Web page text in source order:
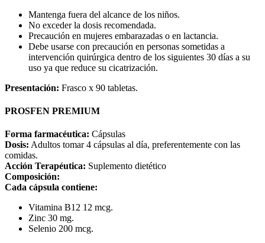
Mantenga fuera del alcance de los niños.
No exceder la dosis recomendada.
Precaución en mujeres embarazadas o en lactancia.
Debe usarse con precaución en personas sometidas a
intervención quirúrgica dentro de los siguientes 30 días a su
uso ya que reduce su cicatrización.
Presentación: Frasco x 90 tabletas.
PROSFEN PREMIUM
Forma farmacéutica: Cápsulas
Dosis: Adultos tomar 4 cápsulas al día, preferentemente con las
comidas.
Acción Terapéutica: Suplemento dietético
Composición:
Cada cápsula contiene:
Vitamina B12 12 mcg.
Zinc 30 mg.
Selenio 200 mcg.